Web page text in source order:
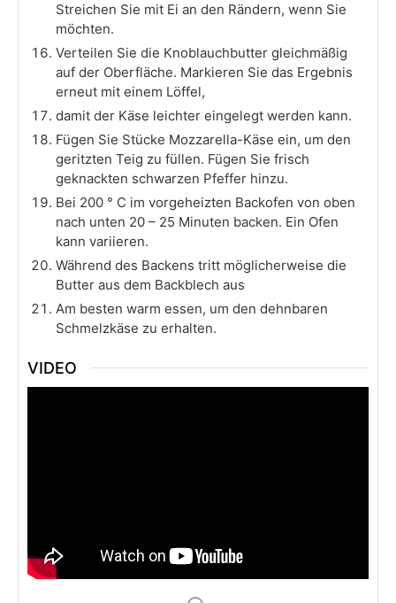
Streichen Sie mit Ei an den Rändern, wenn Sie
möchten.
Verteilen Sie die Knoblauchbutter gleichmäßig
auf der Oberfläche. Markieren Sie das Ergebnis
erneut mit einem Löffel,
damit der Käse leichter eingelegt werden kann.
Fügen Sie Stücke Mozzarella-Käse ein, um den
geritzten Teig zu füllen. Fügen Sie frisch
geknackten schwarzen Pfeffer hinzu.
Bei 200 ° C im vorgeheizten Backofen von oben
nach unten 20 – 25 Minuten backen. Ein Ofen
kann variieren.
Während des Backens tritt möglicherweise die
Butter aus dem Backblech aus
Am besten warm essen, um den dehnbaren
Schmelzkäse zu erhalten.
VIDEO